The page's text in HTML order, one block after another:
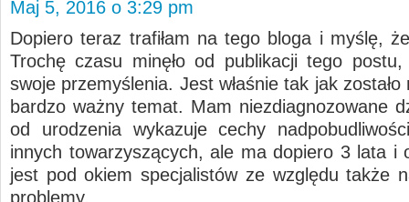
Maj 5, 2016 o 3:29 pm
Dopiero teraz trafiłam na tego bloga i myślę,
Trochę czasu minęło od publikacji tego
swoje przemyślenia. Jest właśnie tak jak
bardzo ważny temat. Mam niezdiagnozowane
od urodzenia wykazuje cechy
innych towarzyszących, ale ma dopiero 3 lata i
jest pod okiem specjalistów ze względu także
problemy.